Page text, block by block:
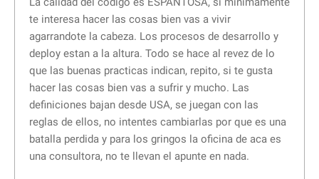
te interesa hacer las cosas bien vas a vivir
agarrandote la cabeza. Los procesos de desarrollo y
deploy estan a la altura. Todo se hace al revez de lo
que las buenas practicas indican, repito, si te gusta
hacer las cosas bien vas a sufrir y mucho. Las
definiciones bajan desde USA, se juegan con las
reglas de ellos, no intentes cambiarlas por que es una
batalla perdida y para los gringos la oficina de aca es
una consultora, no te llevan el apunte en nada.